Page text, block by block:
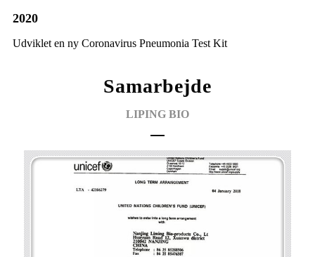
2020
Udviklet en ny Coronavirus Pneumonia Test Kit
Samarbejde
LIPING BIO